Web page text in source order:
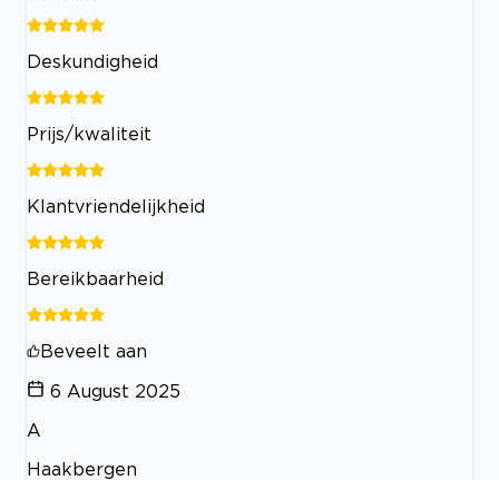
Deskundigheid
Prijs/kwaliteit
Klantvriendelijkheid
Bereikbaarheid
Beveelt aan
6 August 2025
A
Haakbergen